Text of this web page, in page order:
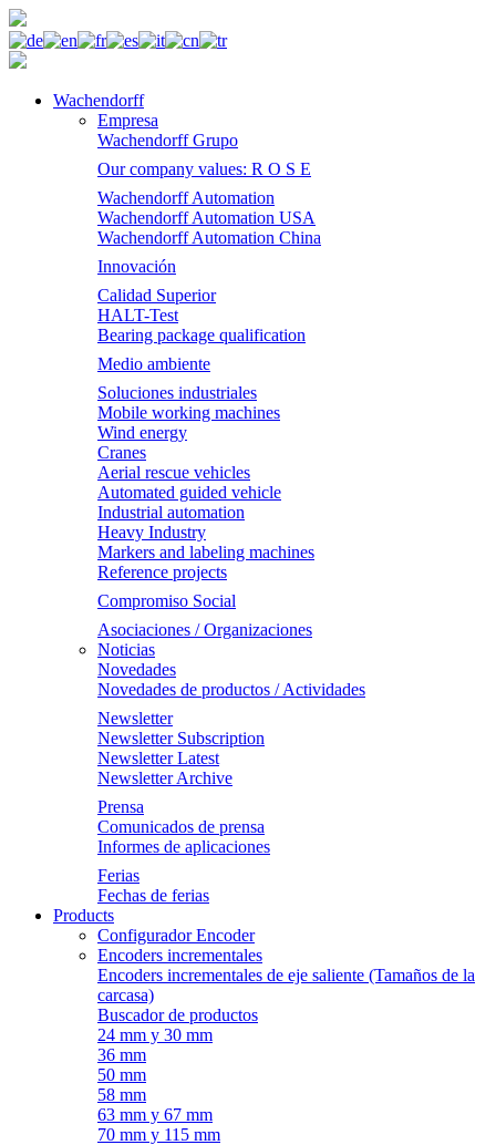
Wachendorff
Empresa
Wachendorff Grupo
Our company values: R O S E
Wachendorff Automation
Wachendorff Automation USA
Wachendorff Automation China
Innovación
Calidad Superior
HALT-Test
Bearing package qualification
Medio ambiente
Soluciones industriales
Mobile working machines
Wind energy
Cranes
Aerial rescue vehicles
Automated guided vehicle
Industrial automation
Heavy Industry
Markers and labeling machines
Reference projects
Compromiso Social
Asociaciones / Organizaciones
Noticias
Novedades
Novedades de productos / Actividades
Newsletter
Newsletter Subscription
Newsletter Latest
Newsletter Archive
Prensa
Comunicados de prensa
Informes de aplicaciones
Ferias
Fechas de ferias
Products
Configurador Encoder
Encoders incrementales
Encoders incrementales de eje saliente (Tamaños de la
carcasa)
Buscador de productos
24 mm y 30 mm
36 mm
50 mm
58 mm
63 mm y 67 mm
70 mm y 115 mm